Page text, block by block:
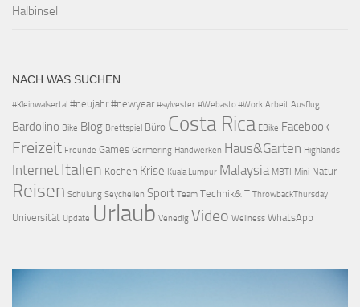
Halbinsel
NACH WAS SUCHEN…
#Kleinwalsertal #neujahr #newyear #sylvester #Webasto #Work Arbeit Ausflug
Bardolino Bike Blog Brettspiel Büro Costa Rica EBike Facebook
Freizeit Freunde Games Germering Handwerken Haus&Garten Highlands
Internet Italien Kochen Krise Kuala Lumpur Malaysia MBTI Mini Natur
Reisen Schulung Seychellen Sport Team Technik&IT ThrowbackThursday
Universität Update Urlaub Venedig Video Wellness WhatsApp